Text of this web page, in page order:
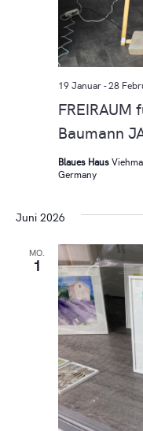
Baumann
19 Januar-28
Blaues Haus
Germany
Juni 2026
MO.
1